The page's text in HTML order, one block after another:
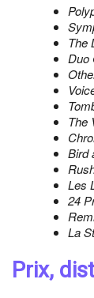
The
Duo
The
Bird
Les
24
La
Prix,